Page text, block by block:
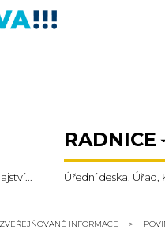
RADNICE
Úřední deska, Úřad,
INFORMACE